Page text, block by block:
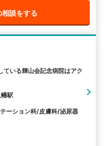
談をする
ている輝山会記念病院はアク
駅
ーション科/皮膚科/泌尿器